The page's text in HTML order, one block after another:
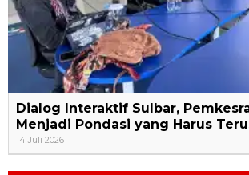
Dialog Interaktif Sulbar,
Menjadi Pondasi yang Harus
14 Juli 2026